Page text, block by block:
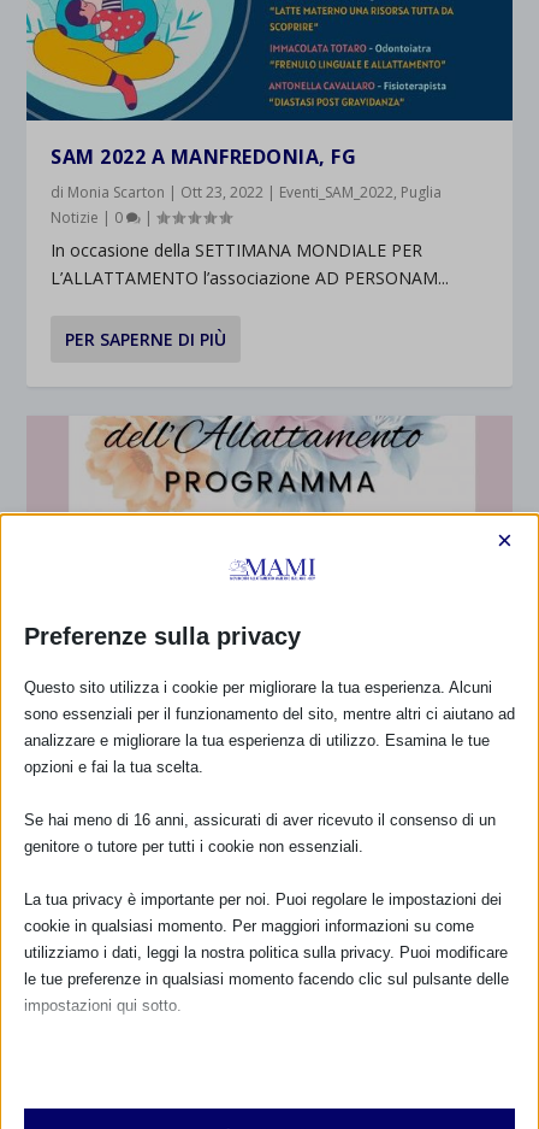
SAM 2022 A MANFREDONIA, FG
di Monia Scarton | Ott 23, 2022 | Eventi_SAM_2022, Puglia
Notizie | 0 |
In occasione della SETTIMANA MONDIALE PER
L’ALLATTAMENTO l’associazione AD PERSONAM...
PER SAPERNE DI PIÙ
SAM 2022 A NAPOLI
di Daniela Di Sciacca Ott 21, 2022 Campania Notizie
Eventi_SAM_2022
0
Evangelico Betania dall’1 al 7 Ottobre ...
PER SAPERNE DI PIÙ
Preferenze sulla privacy
×
Questo sito utilizza i cookie per migliorare la tua esperienza. Alcuni
sono essenziali per il funzionamento del sito, mentre altri ci aiutano ad
analizzare e migliorare la tua esperienza di utilizzo. Esamina le tue
opzioni e fai la tua scelta.
Se hai meno di 16 anni, assicurati di aver ricevuto il consenso di un
genitore o tutore per tutti i cookie non essenziali.
La tua privacy è importante per noi. Puoi regolare le impostazioni dei
cookie in qualsiasi momento. Per maggiori informazioni su come
utilizziamo i dati, leggi la nostra politica sulla privacy. Puoi modificare
le tue preferenze in qualsiasi momento facendo clic sul pulsante delle
impostazioni qui sotto.
Essenziali